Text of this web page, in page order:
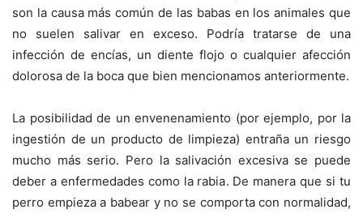
son la causa más común de las babas en los animales que
no suelen salivar en exceso. Podría tratarse de una
infección de encías, un diente flojo o cualquier afección
dolorosa de la boca que bien mencionamos anteriormente.
La posibilidad de un envenenamiento (por ejemplo, por la
ingestión de un producto de limpieza) entraña un riesgo
mucho más serio. Pero la salivación excesiva se puede
deber a enfermedades como la rabia. De manera que si tu
perro empieza a babear y no se comporta con normalidad,